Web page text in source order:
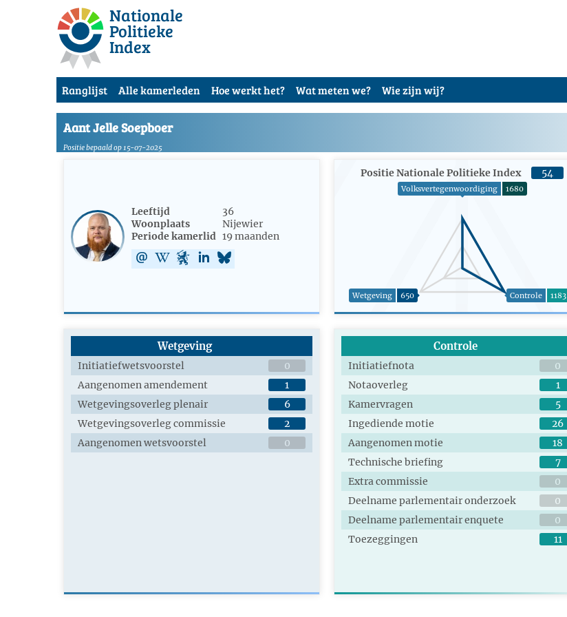
Nationale
Politieke
Index
Ranglijst Alle kamerleden Hoe werkt het? Wat meten we? Wie zijn wij?
Aant Jelle Soepboer
Positie bepaald op 15-07-2025
Leeftijd
36
Woonplaats
Nijewier
Periode kamerlid 19 maanden
Positie Nationale Politieke Index 54
Wetgeving 650
Volksvertegenwoordiging 1680
Controle 1183
Wetgeving
Initiatiefwetsvoorstel
0
Aangenomen amendement
1
Wetgevingsoverleg plenair
6
Wetgevingsoverleg commissie
2
Aangenomen wetsvoorstel
0
Controle
Initiatiefnota
0
Notaoverleg
1
Kamervragen
5
Ingediende motie
26
Aangenomen motie
18
Technische briefing
7
Extra commissie
0
Deelname parlementair onderzoek
0
Deelname parlementair enquete
0
Toezeggingen
11